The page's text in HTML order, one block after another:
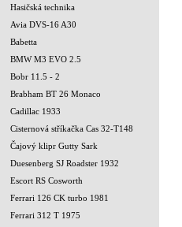
Hasičská technika
Avia DVS-16 A30
Babetta
BMW M3 EVO 2.5
Bobr 11.5 - 2
Brabham BT 26 Monaco
Cadillac 1933
Cisternová stříkačka Cas 32-T148
Čajový klipr Gutty Sark
Duesenberg SJ Roadster 1932
Escort RS Cosworth
Ferrari 126 CK turbo 1981
Ferrari 312 T 1975